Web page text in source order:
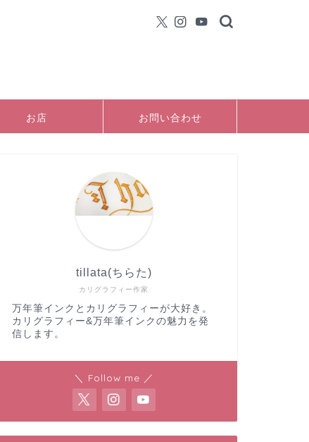
お店 お問い合わせ
カリグラフィー作家
tillata(ちらた)
万年筆インクとカリグラフィーが大好き。
カリグラフィー&万年筆インクの魅力を発
信します。
＼ Follow me ／